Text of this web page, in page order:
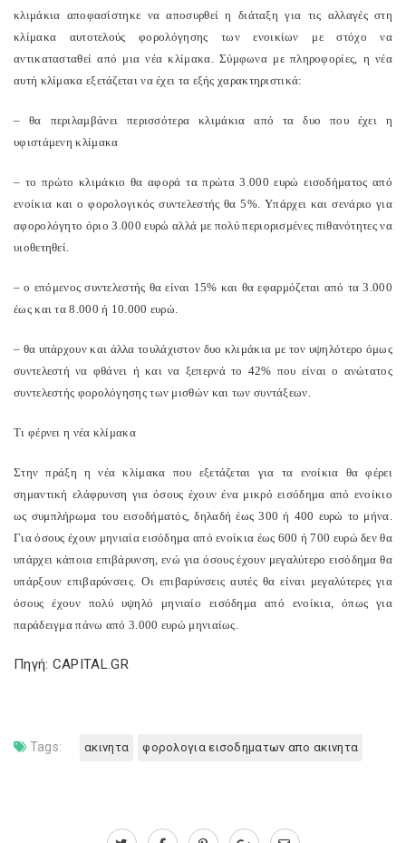
κλιμάκια αποφασίστηκε να αποσυρθεί η διάταξη για τις αλλαγές στη
κλίμακα αυτοτελούς φορολόγησης των ενοικίων με στόχο να
αντικατασταθεί από μια νέα κλίμακα. Σύμφωνα με πληροφορίες, η νέα
αυτή κλίμακα εξετάζεται να έχει τα εξής χαρακτηριστικά:
– θα περιλαμβάνει περισσότερα κλιμάκια από τα δυο που έχει η
υφιστάμενη κλίμακα
– το πρώτο κλιμάκιο θα αφορά τα πρώτα 3.000 ευρώ εισοδήματος από
ενοίκια και ο φορολογικός συντελεστής θα 5%. Υπάρχει και σενάριο για
αφορολόγητο όριο 3.000 ευρώ αλλά με πολύ περιορισμένες πιθανότητες να
υιοθετηθεί.
– ο επόμενος συντελεστής θα είναι 15% και θα εφαρμόζεται από τα 3.000
έως και τα 8.000 ή 10.000 ευρώ.
– θα υπάρχουν και άλλα τουλάχιστον δυο κλιμάκια με τον υψηλότερο όμως
συντελεστή να φθάνει ή και να ξεπερνά το 42% που είναι ο ανώτατος
συντελεστής φορολόγησης των μισθών και των συντάξεων.
Τι φέρνει η νέα κλίμακα
Στην πράξη η νέα κλίμακα που εξετάζεται για τα ενοίκια θα φέρει
σημαντική ελάφρυνση για όσους έχουν ένα μικρό εισόδημα από ενοίκιο
ως συμπλήρωμα του εισοδήματός, δηλαδή έως 300 ή 400 ευρώ το μήνα.
Για όσους έχουν μηνιαία εισόδημα από ενοίκια έως 600 ή 700 ευρώ δεν θα
υπάρχει κάποια επιβάρυνση, ενώ για όσους έχουν μεγαλύτερο εισόδημα θα
υπάρξουν επιβαρύνσεις. Οι επιβαρύνσεις αυτές θα είναι μεγαλύτερες για
όσους έχουν πολύ υψηλό μηνιαίο εισόδημα από ενοίκια, όπως για
παράδειγμα πάνω από 3.000 ευρώ μηνιαίως.
Πηγή: CAPITAL.GR
Tags: ακινητα φορολογια εισοδηματων απο ακινητα